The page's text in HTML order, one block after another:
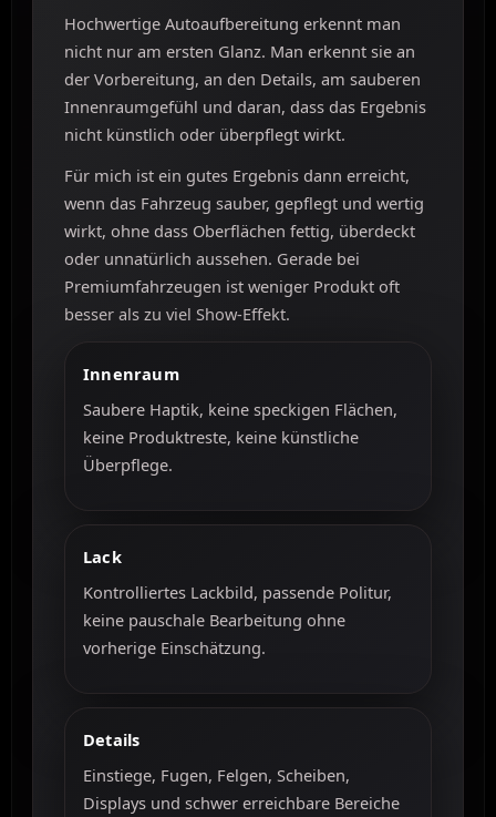
Hochwertige Autoaufbereitung erkennt man
nicht nur am ersten Glanz. Man erkennt sie an
der Vorbereitung, an den Details, am sauberen
Innenraumgefühl und daran, dass das Ergebnis
nicht künstlich oder überpflegt wirkt.
Für mich ist ein gutes Ergebnis dann erreicht,
wenn das Fahrzeug sauber, gepflegt und wertig
wirkt, ohne dass Oberflächen fettig, überdeckt
oder unnatürlich aussehen. Gerade bei
Premiumfahrzeugen ist weniger Produkt oft
besser als zu viel Show-Effekt.
Innenraum
Saubere Haptik, keine speckigen Flächen,
keine Produktreste, keine künstliche
Überpflege.
Lack
Kontrolliertes Lackbild, passende Politur,
keine pauschale Bearbeitung ohne
vorherige Einschätzung.
Details
Einstiege, Fugen, Felgen, Scheiben,
Displays und schwer erreichbare Bereiche